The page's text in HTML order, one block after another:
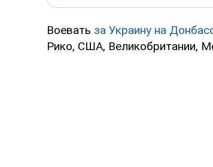
Воевать за Украину на
Рико, США, Великобритании,